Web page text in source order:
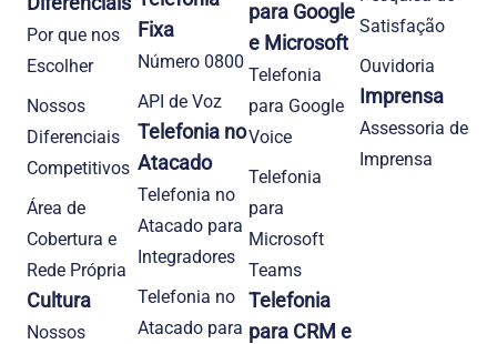
Por que nos
Escolher
Nossos
Diferenciais
Competitivos
Área de
Cobertura e
Rede Própria
Cultura
Nossos
Fixa
Número 0800
API de Voz
Telefonia no
Atacado
Telefonia no
Atacado para
Integradores
Telefonia no
Atacado para
para Google
e Microsoft
Telefonia
para Google
Voice
Telefonia
para
Microsoft
Teams
Telefonia
para CRM e
Satisfação
Ouvidoria
Imprensa
Assessoria de
Imprensa